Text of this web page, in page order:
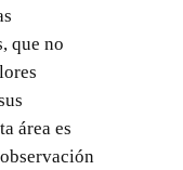
que no
área es